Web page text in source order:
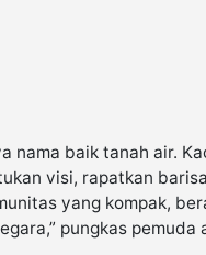
nama baik tanah air.
visi, rapatkan
yang kompak,
pungkas